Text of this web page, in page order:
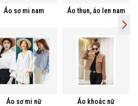
Áo sơ mi nam Áo thun, áo len nam
Áo sơ mi nữ Áo khoác nữ